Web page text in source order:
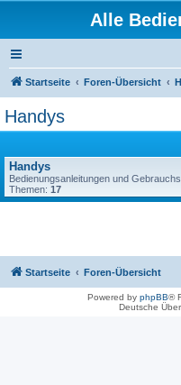
Alle
Startseite Foren-Übersicht
Handys
Handys
Bedienungsanleitungen und
Themen: 17
Startseite Foren-Übersicht
Powered by phpBB®
Deutsche